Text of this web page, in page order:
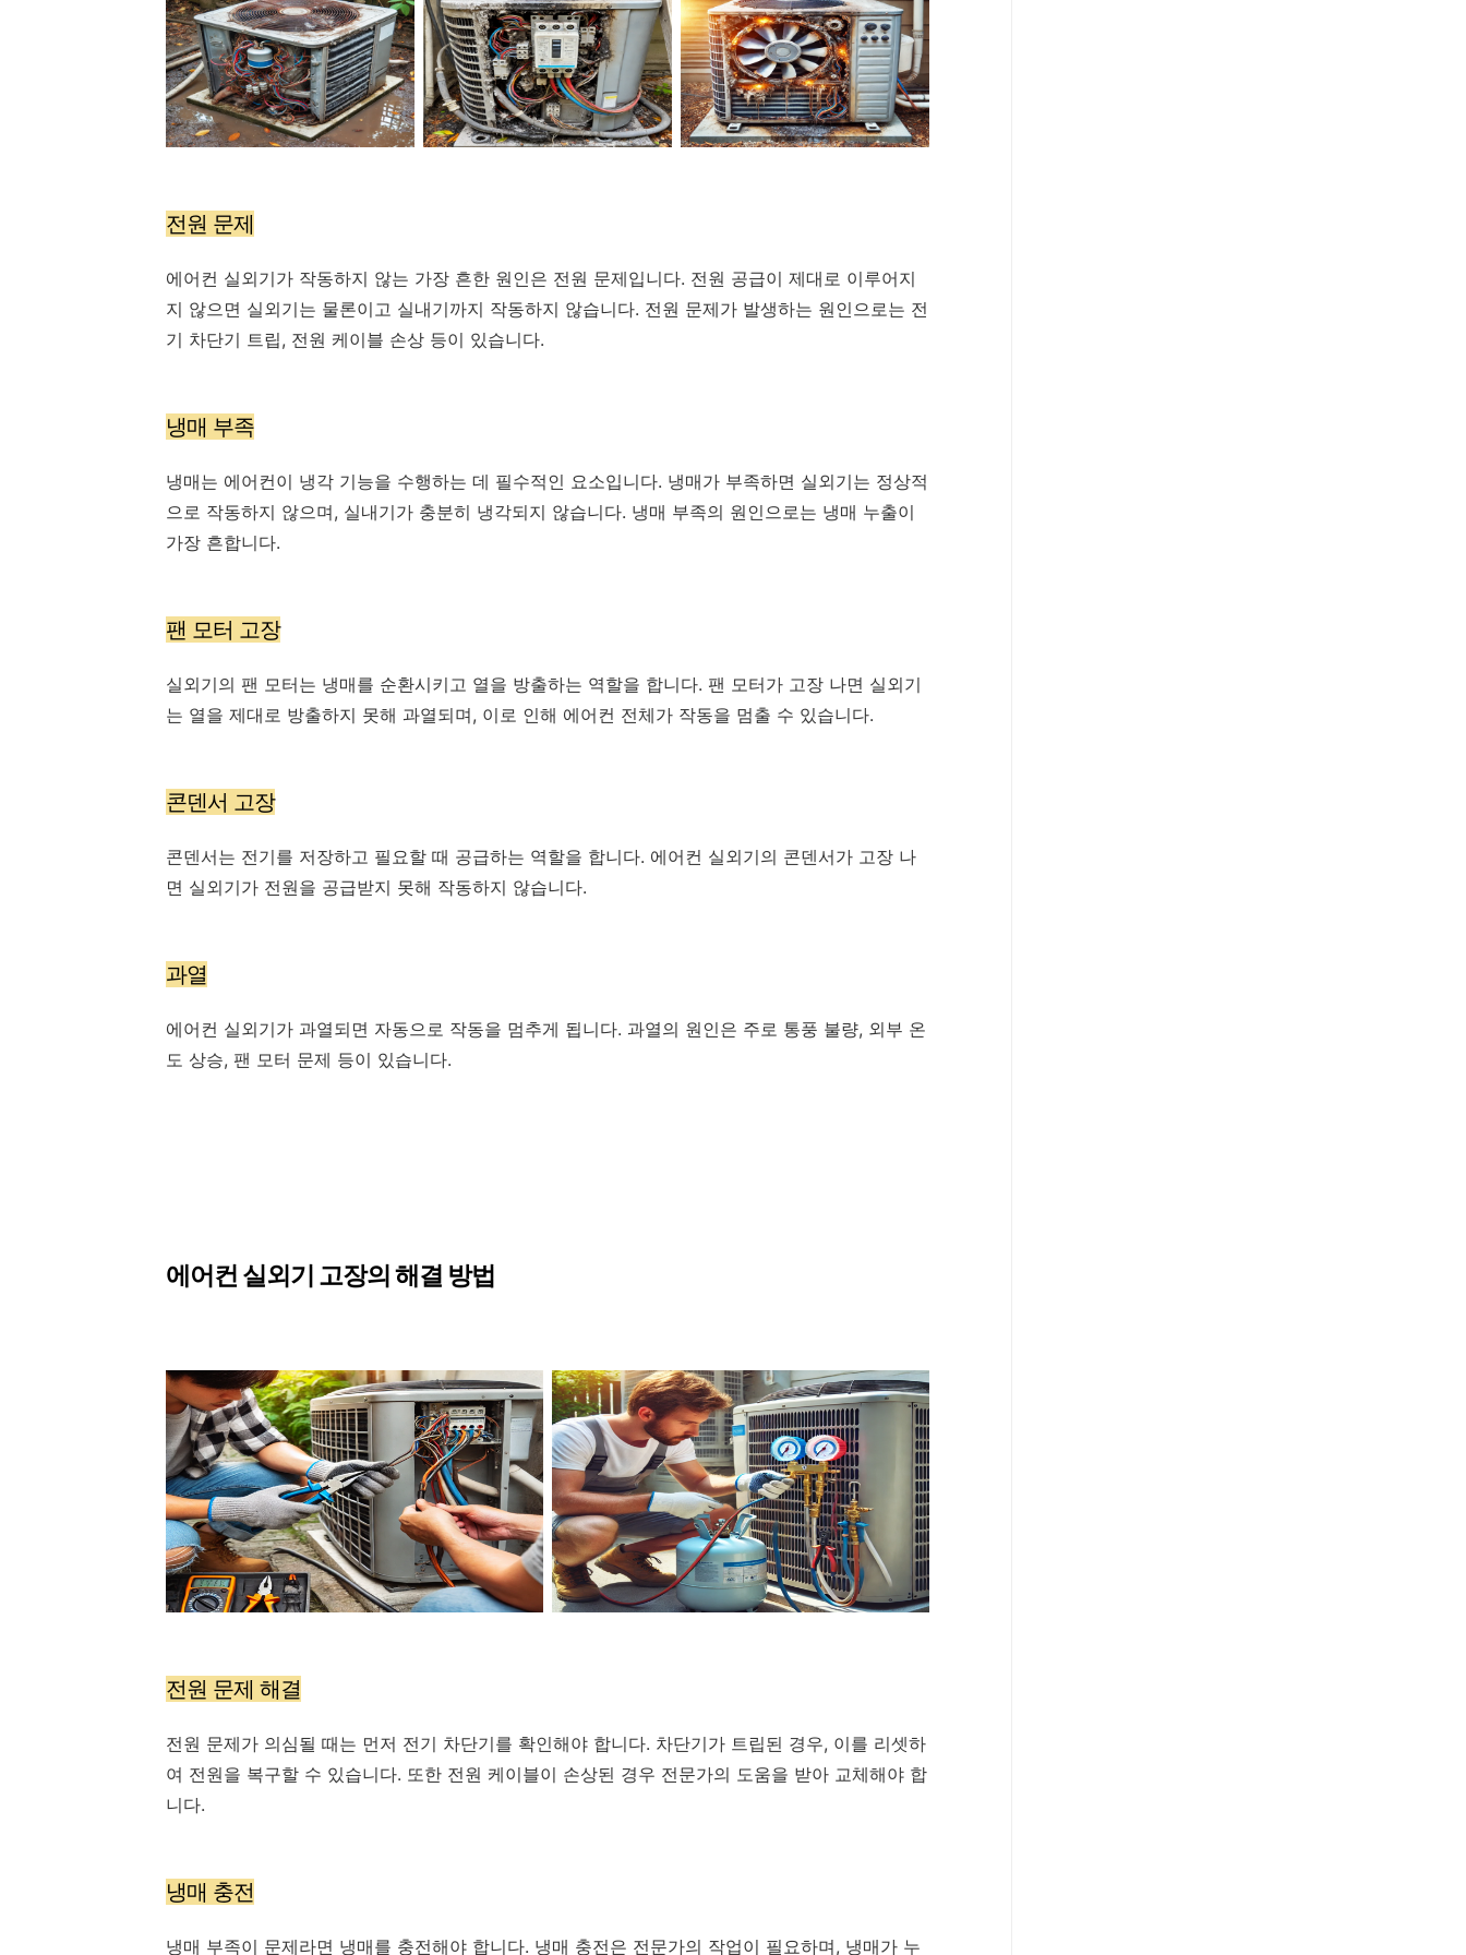
전원 문제
에어컨 실외기가 작동하지 않는 가장 흔한 원인은 전원 문제입니다. 전원 공급이 제대로 이루어지
지 않으면 실외기는 물론이고 실내기까지 작동하지 않습니다. 전원 문제가 발생하는 원인으로는 전
기 차단기 트립, 전원 케이블 손상 등이 있습니다.
냉매 부족
냉매는 에어컨이 냉각 기능을 수행하는 데 필수적인 요소입니다. 냉매가 부족하면 실외기는 정상적
으로 작동하지 않으며, 실내기가 충분히 냉각되지 않습니다. 냉매 부족의 원인으로는 냉매 누출이
가장 흔합니다.
팬 모터 고장
실외기의 팬 모터는 냉매를 순환시키고 열을 방출하는 역할을 합니다. 팬 모터가 고장 나면 실외기
는 열을 제대로 방출하지 못해 과열되며, 이로 인해 에어컨 전체가 작동을 멈출 수 있습니다.
콘덴서 고장
콘덴서는 전기를 저장하고 필요할 때 공급하는 역할을 합니다. 에어컨 실외기의 콘덴서가 고장 나
면 실외기가 전원을 공급받지 못해 작동하지 않습니다.
과열
에어컨 실외기가 과열되면 자동으로 작동을 멈추게 됩니다. 과열의 원인은 주로 통풍 불량, 외부 온
도 상승, 팬 모터 문제 등이 있습니다.
에어컨 실외기 고장의 해결 방법
전원 문제 해결
전원 문제가 의심될 때는 먼저 전기 차단기를 확인해야 합니다. 차단기가 트립된 경우, 이를 리셋하
여 전원을 복구할 수 있습니다. 또한 전원 케이블이 손상된 경우 전문가의 도움을 받아 교체해야 합
니다.
냉매 충전
냉매 부족이 문제라면 냉매를 충전해야 합니다. 냉매 충전은 전문가의 작업이 필요하며, 냉매가 누